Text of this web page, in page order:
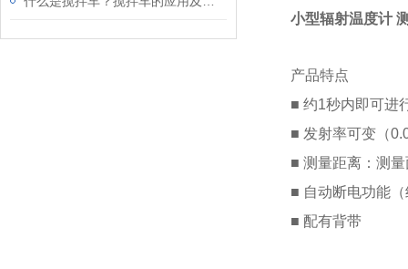
小型辐射温度计
产品特点
■ 约1秒内即可进
■ 发射率可变（
■ 测量距离：测
■ 自动断电功能
■ 配有背带